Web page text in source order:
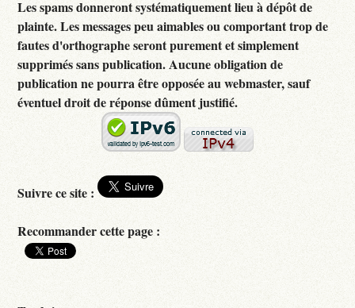
Les spams donneront systématiquement lieu à dépôt de
plainte. Les messages peu aimables ou comportant trop de
fautes d'orthographe seront purement et simplement
supprimés sans publication. Aucune obligation de
publication ne pourra être opposée au webmaster, sauf
éventuel droit de réponse dûment justifié.
Suivre ce site :
Recommander cette page :